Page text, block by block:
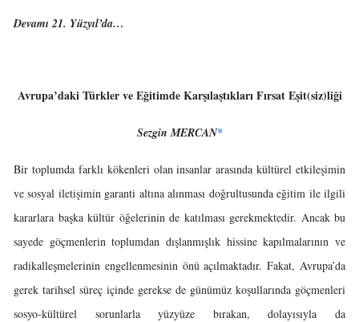
Devamı 21. Yüzyıl’da…
Avrupa’daki Türkler ve Eğitimde Karşılaştıkları Fırsat Eşit(siz)liği
Sezgin MERCAN*
Bir toplumda farklı kökenleri olan insanlar arasında kültürel etkileşimin
ve sosyal iletişimin garanti altına alınması doğrultusunda eğitim ile ilgili
kararlara başka kültür öğelerinin de katılması gerekmektedir. Ancak bu
sayede göçmenlerin toplumdan dışlanmışlık hissine kapılmalarının ve
radikalleşmelerinin engellenmesinin önü açılmaktadır. Fakat, Avrupa’da
gerek tarihsel süreç içinde gerekse de günümüz koşullarında göçmenleri
sosyo-kültürel sorunlarla yüzyüze bırakan, dolayısıyla da